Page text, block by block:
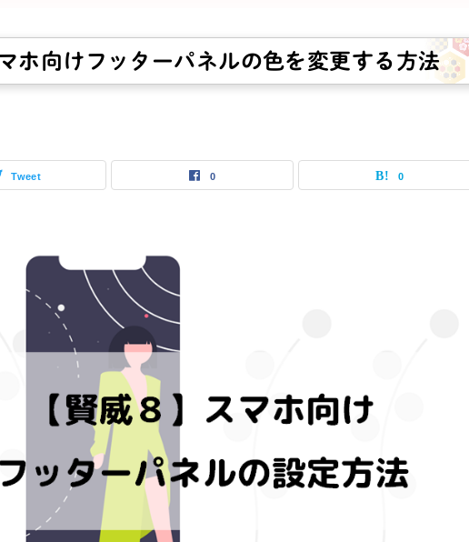
ホ向けフッターパネルの色を変更する方法
Tweet 0 0